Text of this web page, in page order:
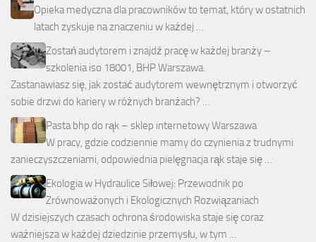
Opieka medyczna dla pracowników to temat, który w ostatnich
latach zyskuje na znaczeniu w każdej …
Zostań audytorem i znajdź pracę w każdej branży –
szkolenia iso 18001, BHP Warszawa.
Zastanawiasz się, jak zostać audytorem wewnętrznym i otworzyć
sobie drzwi do kariery w różnych branżach? …
Pasta bhp do rąk – sklep internetowy Warszawa
W pracy, gdzie codziennie mamy do czynienia z trudnymi
zanieczyszczeniami, odpowiednia pielęgnacja rąk staje się …
Ekologia w Hydraulice Siłowej: Przewodnik po
Zrównoważonych i Ekologicznych Rozwiązaniach
W dzisiejszych czasach ochrona środowiska staje się coraz
ważniejsza w każdej dziedzinie przemysłu, w tym …